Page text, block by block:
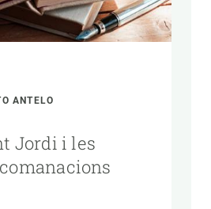
ANTELO
Jordi i les